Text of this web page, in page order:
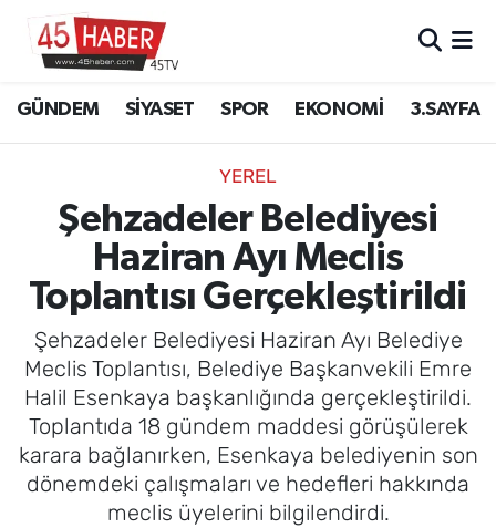
GÜNDEM SİYASET SPOR EKONOMİ 3.SAYFA
YEREL
Şehzadeler Belediyesi
Haziran Ayı Meclis
Toplantısı Gerçekleştirildi
Şehzadeler Belediyesi Haziran Ayı Belediye
Meclis Toplantısı, Belediye Başkanvekili Emre
Halil Esenkaya başkanlığında gerçekleştirildi.
Toplantıda 18 gündem maddesi görüşülerek
karara bağlanırken, Esenkaya belediyenin son
dönemdeki çalışmaları ve hedefleri hakkında
meclis üyelerini bilgilendirdi.
SİYASET
EKONOMİ
3.SAYFA
EĞİTİM
SAĞLIK
YAŞAM
Manisa Hava Durumu
Manisa Trafik Yoğunluk Haritası
Süper Lig Puan Durumu ve Fikstür
Tüm Manşetler
Son Dakika Haberleri
Haber Arşivi